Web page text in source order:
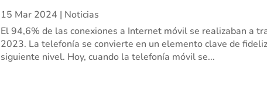
15 Mar 2024 | Noticias
El 94,6% de las conexiones a Internet móvil se realizaban a
2023. La telefonía se convierte en un elemento clave de
siguiente nivel. Hoy, cuando la telefonía móvil se...